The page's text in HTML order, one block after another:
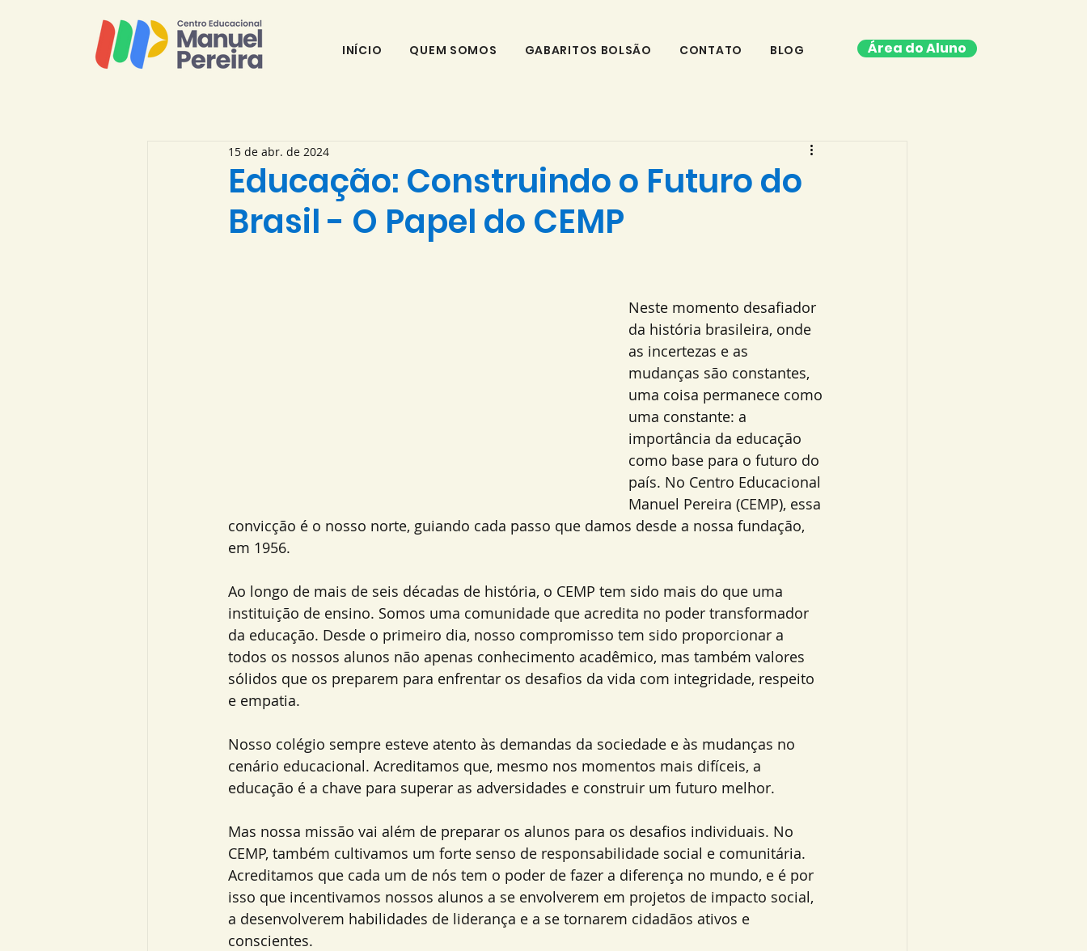
INÍCIO QUEM SOMOS GABARITOS BOLSÃO CONTATO BLOG Área do Aluno
Educação: Construindo o Futuro do
Brasil - O Papel do CEMP
15 de abr. de 2024
Neste momento desafiador
da história brasileira, onde
as incertezas e as
mudanças são constantes,
uma coisa permanece como
uma constante: a
importância da educação
como base para o futuro do
país. No Centro Educacional
Manuel Pereira (CEMP), essa
convicção é o nosso norte, guiando cada passo que damos desde a nossa fundação,
em 1956.
Ao longo de mais de seis décadas de história, o CEMP tem sido mais do que uma
instituição de ensino. Somos uma comunidade que acredita no poder transformador
da educação. Desde o primeiro dia, nosso compromisso tem sido proporcionar a
todos os nossos alunos não apenas conhecimento acadêmico, mas também valores
sólidos que os preparem para enfrentar os desafios da vida com integridade, respeito
e empatia.
Nosso colégio sempre esteve atento às demandas da sociedade e às mudanças no
cenário educacional. Acreditamos que, mesmo nos momentos mais difíceis, a
educação é a chave para superar as adversidades e construir um futuro melhor.
Mas nossa missão vai além de preparar os alunos para os desafios individuais. No
CEMP, também cultivamos um forte senso de responsabilidade social e comunitária.
Acreditamos que cada um de nós tem o poder de fazer a diferença no mundo, e é por
isso que incentivamos nossos alunos a se envolverem em projetos de impacto social,
a desenvolverem habilidades de liderança e a se tornarem cidadãos ativos e
conscientes.